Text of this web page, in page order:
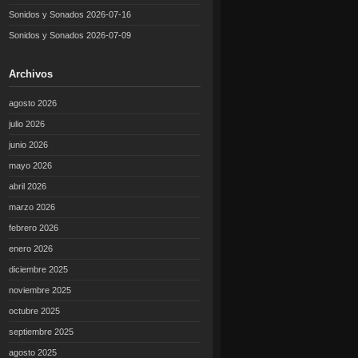
Sonidos y Sonados 2026-07-16
Sonidos y Sonados 2026-07-09
Archivos
agosto 2026
julio 2026
junio 2026
mayo 2026
abril 2026
marzo 2026
febrero 2026
enero 2026
diciembre 2025
noviembre 2025
octubre 2025
septiembre 2025
agosto 2025